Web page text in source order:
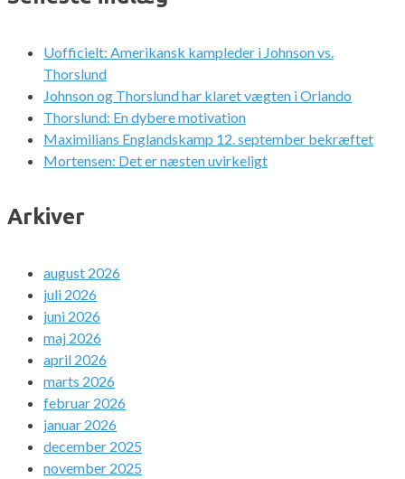
Uofficielt: Amerikansk kampleder i Johnson vs.
Thorslund
Johnson og Thorslund har klaret vægten i Orlando
Thorslund: En dybere motivation
Maximilians Englandskamp 12. september bekræftet
Mortensen: Det er næsten uvirkeligt
Arkiver
august 2026
juli 2026
juni 2026
maj 2026
april 2026
marts 2026
februar 2026
januar 2026
december 2025
november 2025